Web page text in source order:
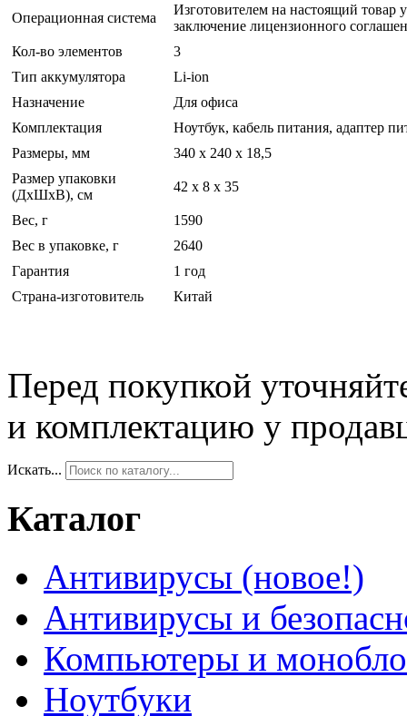
Операционная система
Изготовителем на настоящий товар
заключение лицензионного
Кол-во элементов
3
Тип аккумулятора
Li-ion
Назначение
Для офиса
Комплектация
Ноутбук, кабель питания, адаптер
Размеры, мм
340 x 240 x 18,5
Размер упаковки
(ДхШхВ), см
42 x 8 x 35
Вес, г
1590
Вес в упаковке, г
2640
Гарантия
1 год
Страна-изготовитель
Китай
Перед покупкой
и комплектацию у
Искать...
Каталог
Антивирусы (новое!)
Антивирусы и
Компьютеры и
Ноутбуки